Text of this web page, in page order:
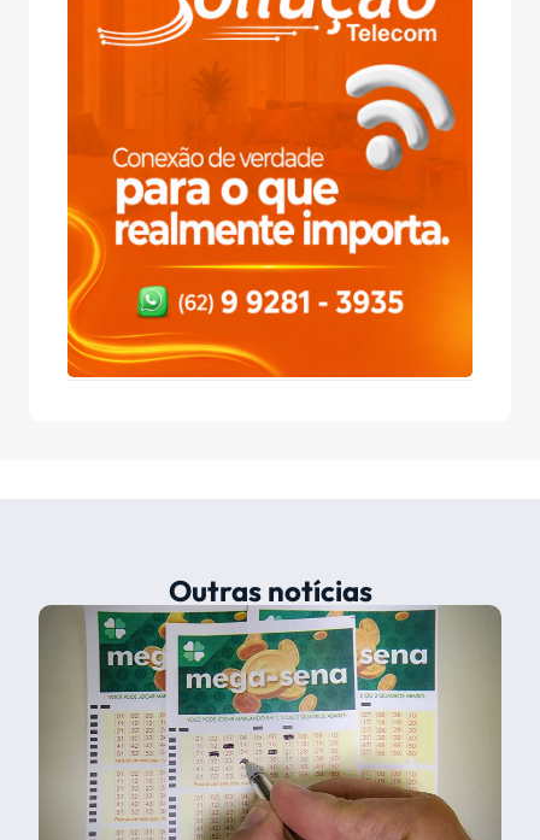
Outras notícias